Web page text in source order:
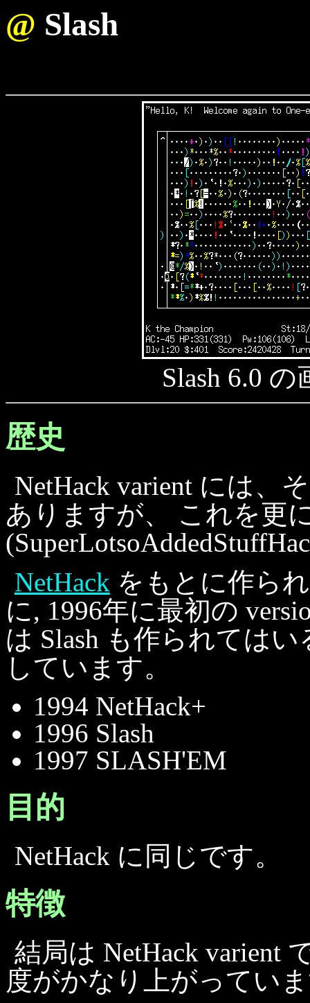
@ Slash
Slash 6.0 の
歴史
NetHack varient には、
ありますが、 これを更
NetHack をもとに作ら
に, 1996年に最初の
は Slash も作られては
しています。
1994 NetHack+
1996 Slash
1997 SLASH'EM
目的
NetHack に同じです。
特徴
結局は NetHack varient
度がかなり上がってい